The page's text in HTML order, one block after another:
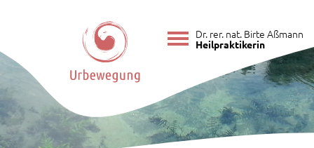
Dr. rer. nat. Birte Aßmann
Heilpraktikerin